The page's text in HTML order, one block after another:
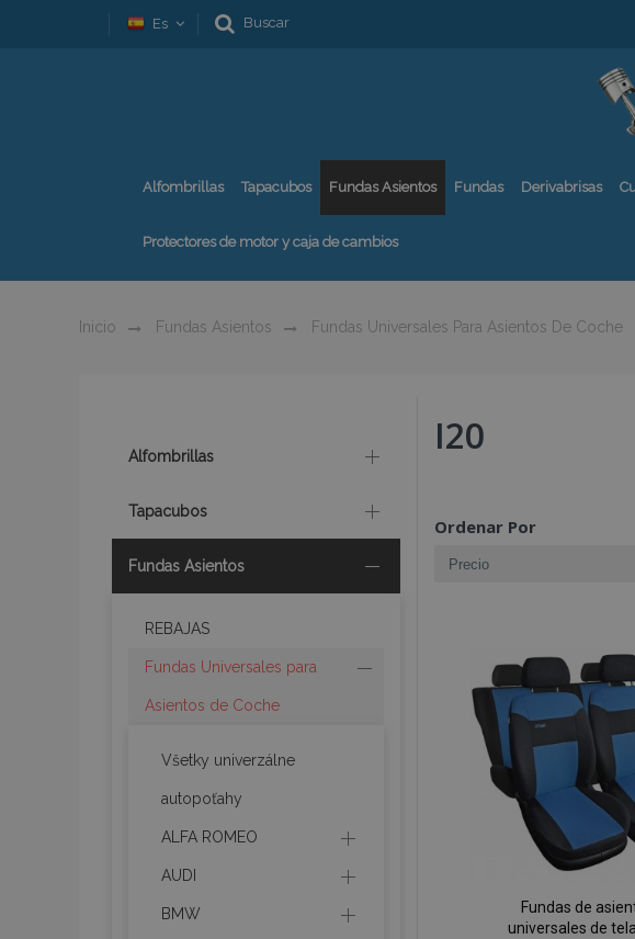
Es Buscar
Alfombrillas Tapacubos Fundas Asientos Fundas Derivabrisas
Protectores de motor y caja de cambios
Inicio Fundas Asientos Fundas Universales Para Asientos De Coche
I20
Ordenar Por
Fundas de
universales de
Alfombrillas
Tapacubos
Fundas Asientos
REBAJAS
Fundas Universales para
Asientos de Coche
Všetky univerzálne
autopoťahy
ALFA ROMEO
AUDI
BMW